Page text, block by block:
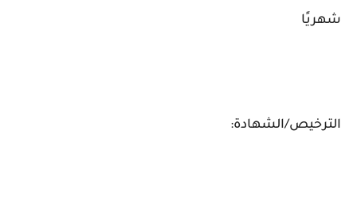
شهريًا
الترخيص/الشهادة: